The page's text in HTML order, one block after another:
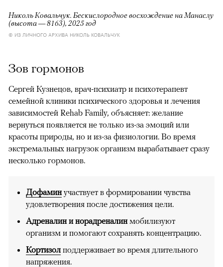
Николь Ковальчук. Бескислородное восхождение на Манаслу
(высота — 8163), 2025 год
© ИЗ ЛИЧНОГО АРХИВА НИКОЛЬ КОВАЛЬЧУК
Зов гормонов
Сергей Кузнецов, врач-психиатр и психотерапевт
семейной клиники психического здоровья и лечения
зависимостей Rehab Family, объясняет: желание
вернуться появляется не только из-за эмоций или
красоты природы, но и из-за физиологии. Во время
экстремальных нагрузок организм вырабатывает сразу
несколько гормонов.
Дофаминучаствует в формировании чувства
удовлетворения после достижения цели.
Адреналин и норадреналинмобилизуют
организм и помогают сохранять концентрацию.
Кортизол поддерживает во время длительного
напряжения.